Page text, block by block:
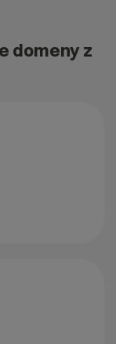
domeny z